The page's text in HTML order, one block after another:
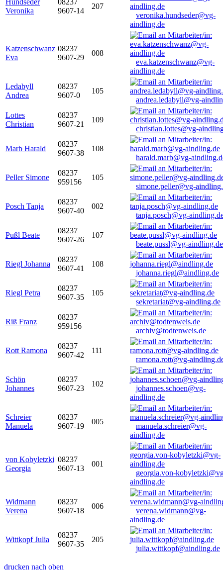
Hundseder
Veronika
08237
9607-14
207
veronika.hundseder@vg-
aindling.de
Katzenschwanz
Eva
08237
9607-29
008
eva.katzenschwanz@vg-
aindling.de
Ledabyll
Andrea
08237
9607-0
105
andrea.ledabyll@vg-
Lottes
Christian
08237
9607-21
109
christian.lottes@vg-
Marb Harald
08237
9607-38
108
harald.marb@vg-
Peller Simone
08237
959156
105
simone.peller@vg-
Posch Tanja
08237
9607-40
002
tanja.posch@vg-
Pußl Beate
08237
9607-26
107
beate.pussl@vg-aindling.de
Riegl Johanna
08237
9607-41
108
johanna.riegl@aindling.de
Riegl Petra
08237
9607-35
105
sekretariat@vg-aindling.de
Riß Franz
08237
959156
archiv@todtenweis.de
Rott Ramona
08237
9607-42
111
ramona.rott@vg-
Schön
Johannes
08237
9607-23
102
johannes.schoen@vg-
aindling.de
Schreier
Manuela
08237
9607-19
005
manuela.schreier@vg-
aindling.de
von Kobyletzki
Georgia
08237
9607-13
001
georgia.von-
aindling.de
Widmann
Verena
08237
9607-18
006
verena.widmann@vg-
aindling.de
Wittkopf Julia
08237
9607-35
205
julia.wittkopf@aindling.de
drucken nach oben